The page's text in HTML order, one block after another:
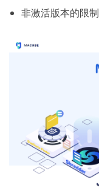
非激活版本的限制